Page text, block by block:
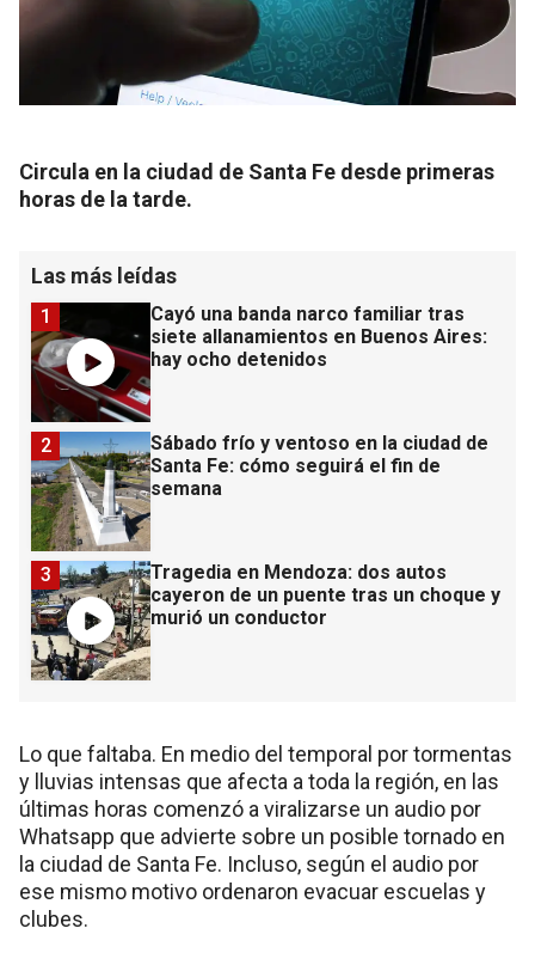
Circula en la ciudad de Santa Fe desde primeras
horas de la tarde.
Las más leídas
Cayó una banda narco familiar tras
siete allanamientos en Buenos Aires:
hay ocho detenidos
1
Sábado frío y ventoso en la ciudad de
Santa Fe: cómo seguirá el fin de
semana
2
Tragedia en Mendoza: dos autos
cayeron de un puente tras un choque y
murió un conductor
3
Lo que faltaba. En medio del temporal por tormentas
y lluvias intensas que afecta a toda la región, en las
últimas horas comenzó a viralizarse un audio por
Whatsapp que advierte sobre un posible tornado en
la ciudad de Santa Fe. Incluso, según el audio por
ese mismo motivo ordenaron evacuar escuelas y
clubes.